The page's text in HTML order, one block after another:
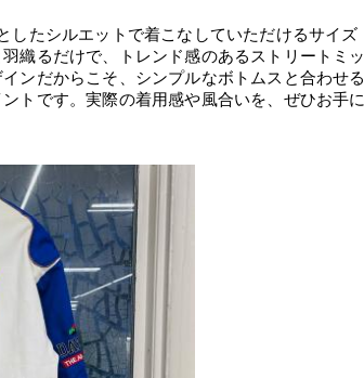
したシルエットで着こなしていただけるサイズ
織るだけで、トレンド感のあるストリートミッ
ンだからこそ、シンプルなボトムスと合わせる
トです。実際の着用感や風合いを、ぜひお手に